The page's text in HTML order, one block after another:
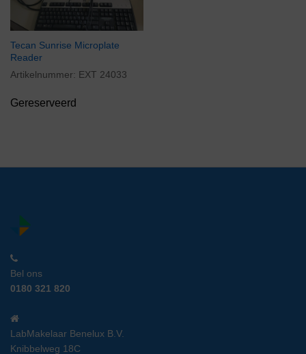
Tecan Sunrise Microplate
Reader
Artikelnummer: EXT 24033
Gereserveerd
Bel ons
0180 321 820
LabMakelaar Benelux B.V.
Knibbelweg 18C